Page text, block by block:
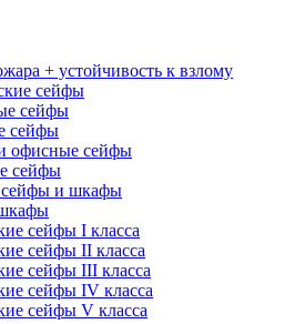
+ устойчивость к взлому
сейфы
сейфы
сейфы
офисные сейфы
сейфы
и шкафы
сейфы I класса
сейфы II класса
сейфы III класса
сейфы IV класса
сейфы V класса